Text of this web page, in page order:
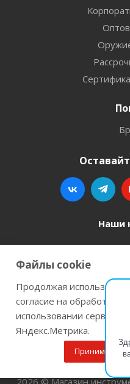
Наши
8
г. Пермь, ул.
2026 © Магазин
Файлы cookie
Продолжая
согласие на обработку
использовании сервисов
Яндекс.Метрика.
Принимаю